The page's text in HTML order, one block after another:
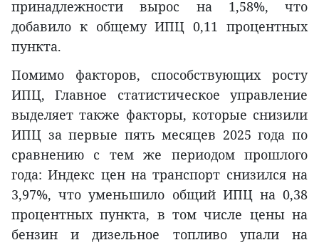
принадлежности вырос на 1,58%, что
добавило к общему ИПЦ 0,11 процентных
пункта.
Помимо факторов, способствующих росту
ИПЦ, Главное статистическое управление
выделяет также факторы, которые снизили
ИПЦ за первые пять месяцев 2025 года по
сравнению с тем же периодом прошлого
года: Индекс цен на транспорт снизился на
3,97%, что уменьшило общий ИПЦ на 0,38
процентных пункта, в том числе цены на
бензин и дизельное топливо упали на